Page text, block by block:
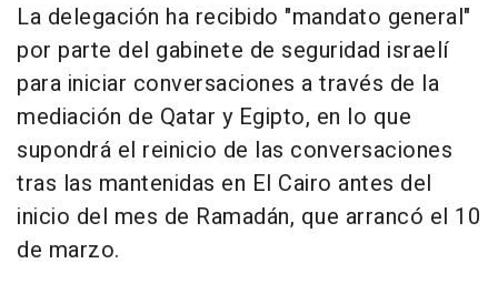
La delegación ha recibido "mandato general"
por parte del gabinete de seguridad israelí
para iniciar conversaciones a través de la
mediación de Qatar y Egipto, en lo que
supondrá el reinicio de las conversaciones
tras las mantenidas en El Cairo antes del
inicio del mes de Ramadán, que arrancó el 10
de marzo.